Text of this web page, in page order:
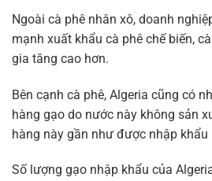
Ngoài cà phê nhân xô, doanh
mạnh xuất khẩu cà phê chế biến,
gia tăng cao hơn.
Bên cạnh cà phê, Algeria cũng có
hàng gạo do nước này không sản
hàng này gần như được nhập khẩu
Số lượng gạo nhập khẩu của